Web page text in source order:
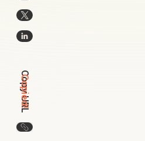
Copy URL
Copied!
この記事のURLをコピー